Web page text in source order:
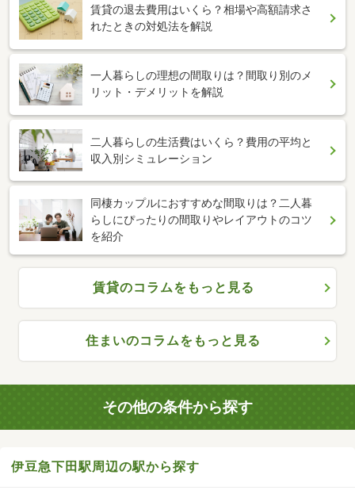
賃貸の退去費用はいくら？相場や高額請求さ
れたときの対処法を解説
一人暮らしの理想の間取りは？間取り別のメ
リット・デメリットを解説
二人暮らしの生活費はいくら？費用の平均と
収入別シミュレーション
同棲カップルにおすすめな間取りは？二人暮
らしにぴったりの間取りやレイアウトのコツ
を紹介
賃貸のコラムをもっと見る
住まいのコラムをもっと見る
その他の条件から探す
伊豆急下田駅周辺の駅から探す